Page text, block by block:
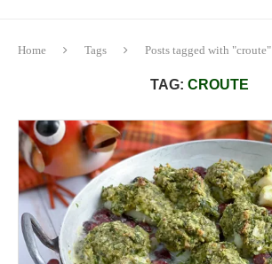
Home Tags Posts tagged with "croute"
TAG: CROUTE